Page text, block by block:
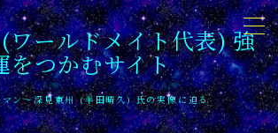
ワールドメイト代表) 強
をつかむサイト
マン〜深見東州 (半田晴久) 氏の実像に迫る